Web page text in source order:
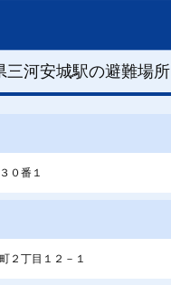
三河安城駅の避難場所
０番１
２丁目１２－１